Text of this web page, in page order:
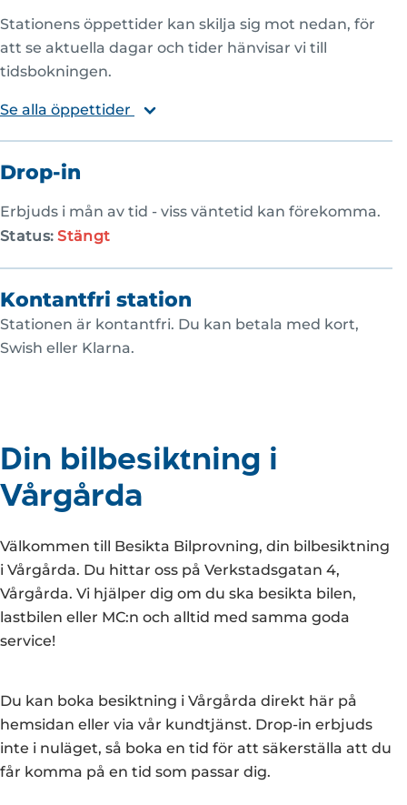
Stationens öppettider kan skilja sig mot nedan, för
att se aktuella dagar och tider hänvisar vi till
tidsbokningen.
Se alla öppettider
Drop-in
Erbjuds i mån av tid - viss väntetid kan förekomma.
Status:Stängt
Kontantfri station
Stationen är kontantfri. Du kan betala med kort,
Swish eller Klarna.
Din bilbesiktning i
Vårgårda
Välkommen till Besikta Bilprovning, din bilbesiktning
i Vårgårda. Du hittar oss på Verkstadsgatan 4,
Vårgårda. Vi hjälper dig om du ska besikta bilen,
lastbilen eller MC:n och alltid med samma goda
service!
Du kan boka besiktning i Vårgårda direkt här på
hemsidan eller via vår kundtjänst. Drop-in erbjuds
inte i nuläget, så boka en tid för att säkerställa att du
får komma på en tid som passar dig.